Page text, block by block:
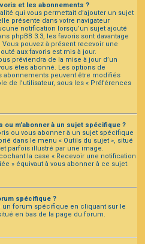
et les abonnements ?
qui vous permettait d’ajouter un sujet
présente dans votre navigateur
notification lorsqu’un sujet ajouté
phpBB 3.3, les favoris sont davantage
pouvez à présent recevoir une
aux favoris est mis à jour.
préviendra de la mise à jour d’un
êtes abonné. Les options de
abonnements peuvent être modifiés
de l’utilisateur, sous les « Préférences
ou m’abonner à un sujet spécifique ?
ou vous abonner à un sujet spécifique
dans le menu « Outils du sujet », situé
parfois illustré par une image.
la case « Recevoir une notification
» équivaut à vous abonner à ce sujet.
spécifique ?
un forum spécifique en cliquant sur le
en bas de la page du forum.